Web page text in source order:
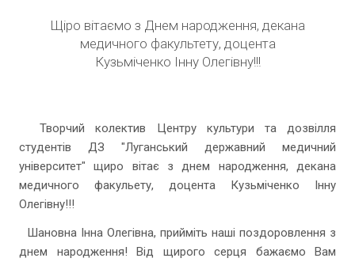
Щіро вітаємо з Днем народження, декана
медичного факультету, доцента
Кузьміченко Інну Олегівну!!!
Творчий колектив Центру культури та дозвілля
студентів ДЗ "Луганський державний медичний
університет" щиро вітає з днем народження, декана
медичного факульету, доцента Кузьміченко Інну
Олегівну!!!
Шановна Інна Олегівна, прийміть наші поздоровлення з
днем народження! Від щирого серця бажаємо Вам